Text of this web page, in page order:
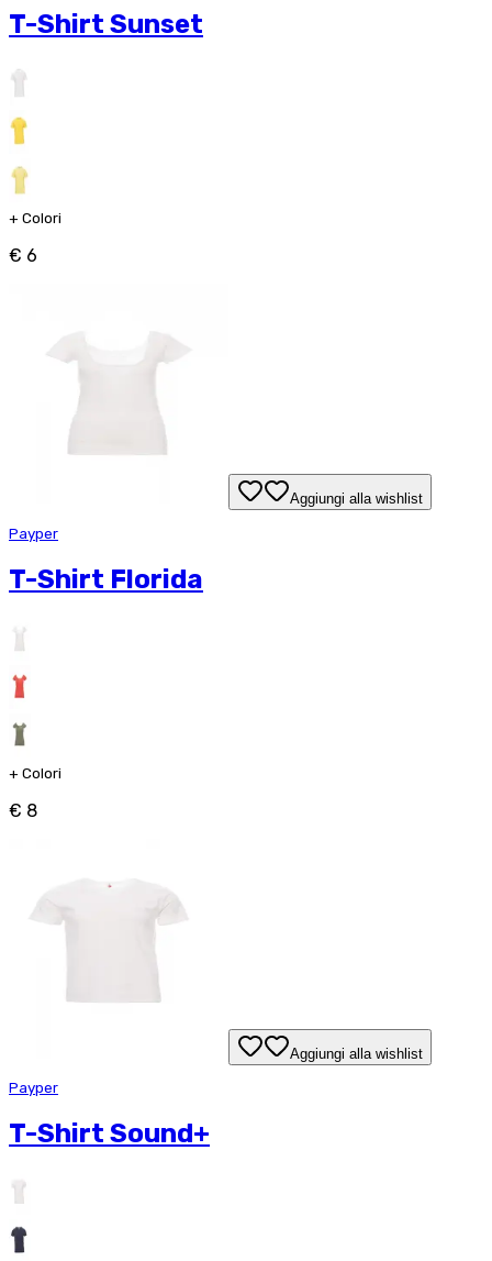
T-Shirt Sunset
+ Colori
€ 6
Aggiungi alla wishlist
Payper
T-Shirt Florida
+ Colori
€ 8
Aggiungi alla wishlist
Payper
T-Shirt Sound+